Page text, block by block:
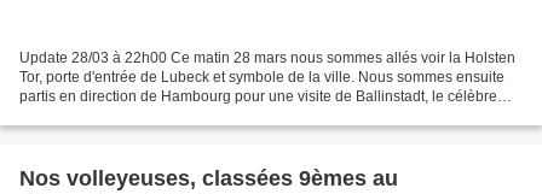
Update 28/03 à 22h00 Ce matin 28 mars nous sommes allés voir la Holsten
Tor, porte d'entrée de Lubeck et symbole de la ville. Nous sommes ensuite
partis en direction de Hambourg pour une visite de Ballinstadt, le célèbre
Nos volleyeuses, classées 9èmes au